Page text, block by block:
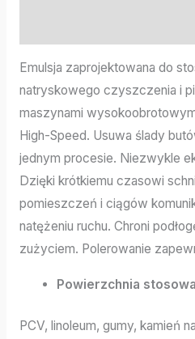
Emulsja zaprojektowana do
natryskowego czyszczenia i
maszynami
High-Speed. Usuwa ślady
jednym procesie. Niezwykle
Dzięki krótkiemu czasowi
pomieszczeń i ciągów
natężeniu ruchu. Chroni
zużyciem. Polerowanie
Powierzchnia
PCV, linoleum, gumy, kamień